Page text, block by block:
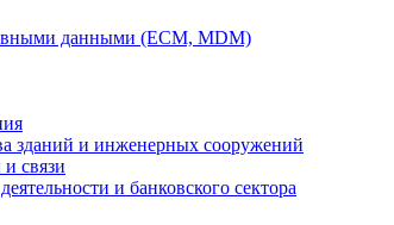
данными (ECM, MDM)
зданий и инженерных сооружений
связи
и банковского сектора